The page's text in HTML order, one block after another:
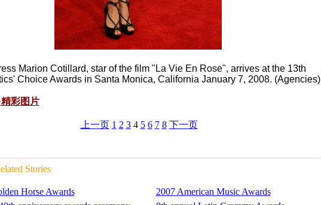
Marion Cotillard, star of the film "La Vie En Rose", arrives at the 13th
Choice Awards in Santa Monica, California January 7, 2008. (Agencies)
精彩图片
上一页 1 2 3 4 5 6 7 8 下一页
Stories
Horse Awards
2007 American Music Awards